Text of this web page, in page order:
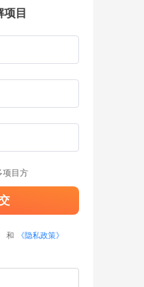
目
项目方
和 《隐私政策》